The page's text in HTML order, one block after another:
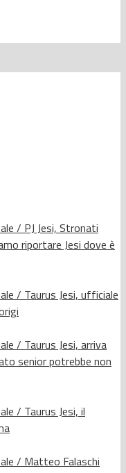
/ PJ Jesi, Stronati
riportare Jesi dove è
/ Taurus Jesi, ufficiale
/ Taurus Jesi, arriva
senior potrebbe non
/ Taurus Jesi, il
/ Matteo Falaschi